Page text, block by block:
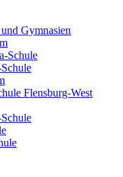
Gymnasien
Schule
Flensburg-West